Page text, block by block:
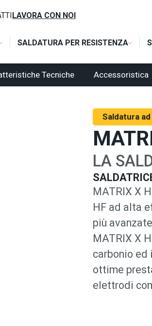
SALDATURA PER RESISTENZA
LAVORA CON NOI
Tecniche Accessoristica
Saldatura
LA
MATRIX X
HF ad alta
più
MATRIX X
carbonio ed
ottime
elettrodi